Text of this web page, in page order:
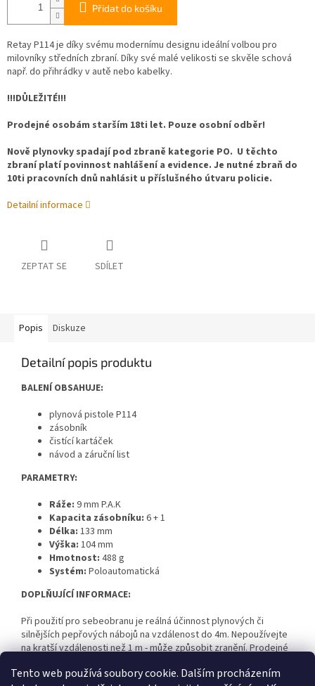
Tento web používá soubory cookie. Dalším procházením
Přidat do košíku
Retay P114 je díky svému modernímu designu ideální volbou pro
milovníky středních zbraní. Díky své malé velikosti se skvěle schová
např. do přihrádky v autě nebo kabelky.
!!!DŮLEŽITÉ!!!
Prodejné osobám starším 18ti let. Pouze osobní odběr!
Nově plynovky spadají pod zbraně kategorie PO. U těchto
zbraní platí povinnost nahlášení a evidence. Je nutné zbraň do
10ti pracovních dnů nahlásit u příslušného útvaru policie.
Detailní informace
ZEPTAT SE SDÍLET
Popis Diskuze
Detailní popis produktu
BALENÍ OBSAHUJE:
plynová pistole P114
zásobník
čistící kartáček
návod a záruční list
PARAMETRY:
Ráže: 9 mm P.A.K
Kapacita zásobníku: 6 + 1
Délka: 133 mm
Výška: 104 mm
Hmotnost: 488 g
Systém: Poloautomatická
DOPLŇUJÍCÍ INFORMACE:
Při použití pro sebeobranu je reálná účinnost plynových či
silnějších pepřových nábojů na vzdálenost do 4m. Nepoužívejte
na kratší vzdálenosti než 1 m - může způsobit zranění. Prodejné